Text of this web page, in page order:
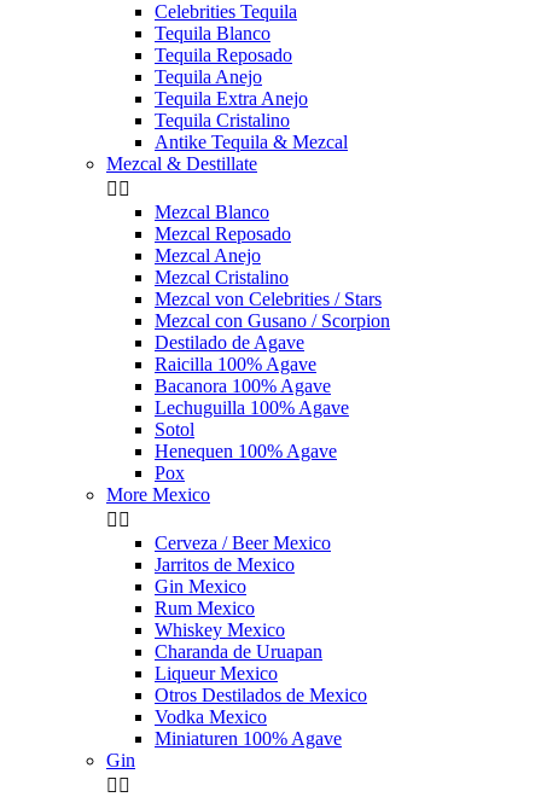
Celebrities Tequila
Tequila Blanco
Tequila Reposado
Tequila Anejo
Tequila Extra Anejo
Tequila Cristalino
Antike Tequila & Mezcal
Mezcal & Destillate
 
Mezcal Blanco
Mezcal Reposado
Mezcal Anejo
Mezcal Cristalino
Mezcal von Celebrities / Stars
Mezcal con Gusano / Scorpion
Destilado de Agave
Raicilla 100% Agave
Bacanora 100% Agave
Lechuguilla 100% Agave
Sotol
Henequen 100% Agave
Pox
More Mexico
 
Cerveza / Beer Mexico
Jarritos de Mexico
Gin Mexico
Rum Mexico
Whiskey Mexico
Charanda de Uruapan
Liqueur Mexico
Otros Destilados de Mexico
Vodka Mexico
Miniaturen 100% Agave
Gin
 